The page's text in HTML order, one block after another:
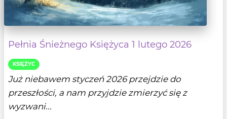
Pełnia Śnieżnego Księżyca 1 lutego 2026
KSIĘŻYC
Już niebawem styczeń 2026 przejdzie do
przeszłości, a nam przyjdzie zmierzyć się z
wyzwani...